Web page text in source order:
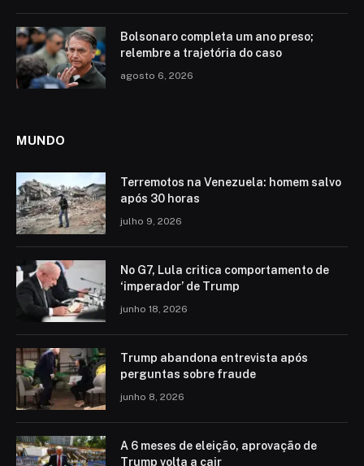
Bolsonaro completa um ano preso;
relembre a trajetória do caso
agosto 6, 2026
MUNDO
Terremotos na Venezuela: homem salvo
após 30 horas
julho 9, 2026
No G7, Lula critica comportamento de
‘imperador’ de Trump
junho 18, 2026
Trump abandona entrevista após
perguntas sobre fraude
junho 8, 2026
A 6 meses de eleição, aprovação de
Trump volta a cair